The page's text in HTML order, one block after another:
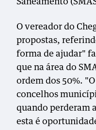
Saneamento
O vereador do
propostas,
forma de ajudar"
que na área do
ordem dos 50%.
concelhos
quando perderam
esta é